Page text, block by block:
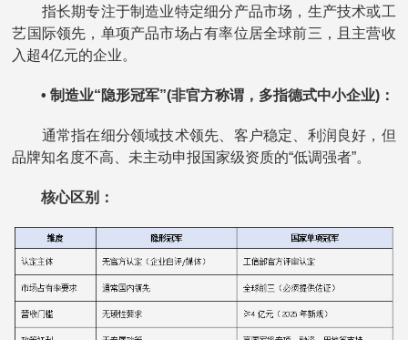
指长期专注于制造业特定细分产品市场，生产技术或工
艺国际领先，单项产品市场占有率位居全球前三，且主营收
入超4亿元的企业。
• 制造业“隐形冠军”(非官方称谓，多指德式中小企业)：
通常指在细分领域技术领先、客户稳定、利润良好，但
品牌知名度不高、未主动申报国家级资质的“低调强者”。
核心区别：